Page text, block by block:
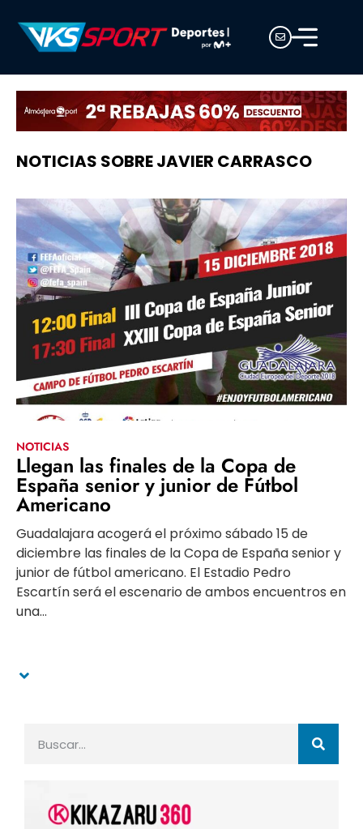
NOTICIAS SOBRE JAVIER CARRASCO
NOTICIAS
Llegan las finales de la Copa de
España senior y junior de Fútbol
Americano
Guadalajara acogerá el próximo sábado 15 de
diciembre las finales de la Copa de España senior y
junior de fútbol americano. El Estadio Pedro
Escartín será el escenario de ambos encuentros en
una...